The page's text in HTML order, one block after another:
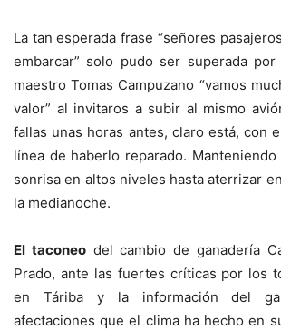
La tan esperada frase “señores
embarcar” solo pudo ser superada
maestro Tomas Campuzano “vamos
valor” al invitaros a subir al mismo
fallas unas horas antes, claro está, con
línea de haberlo reparado.
sonrisa en altos niveles hasta aterrizar
la medianoche.
El taconeodel cambio de ganadería
Prado, ante las fuertes críticas por los
en Táriba y la información del
afectaciones que el clima ha hecho en